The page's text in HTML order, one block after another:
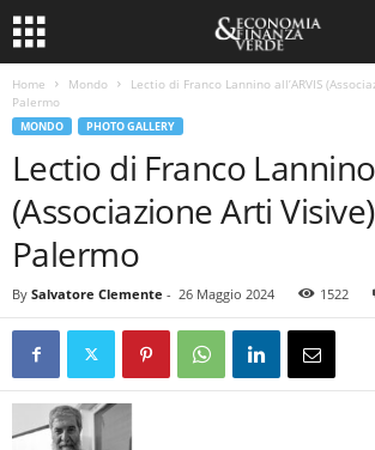
Home Mondo
Lectio di Franco Lannino all’ARVIS
Palermo
MONDO PHOTO GALLERY
Lectio di Franco Lannino
(Associazione Arti
Palermo
By Salvatore Clemente - 26 Maggio 2024 1522